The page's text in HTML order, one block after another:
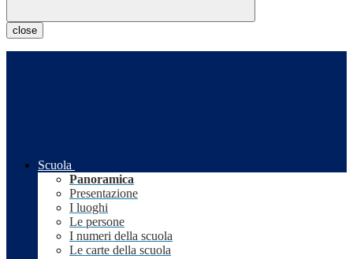
close
Scuola
Panoramica
Presentazione
I luoghi
Le persone
I numeri della scuola
Le carte della scuola